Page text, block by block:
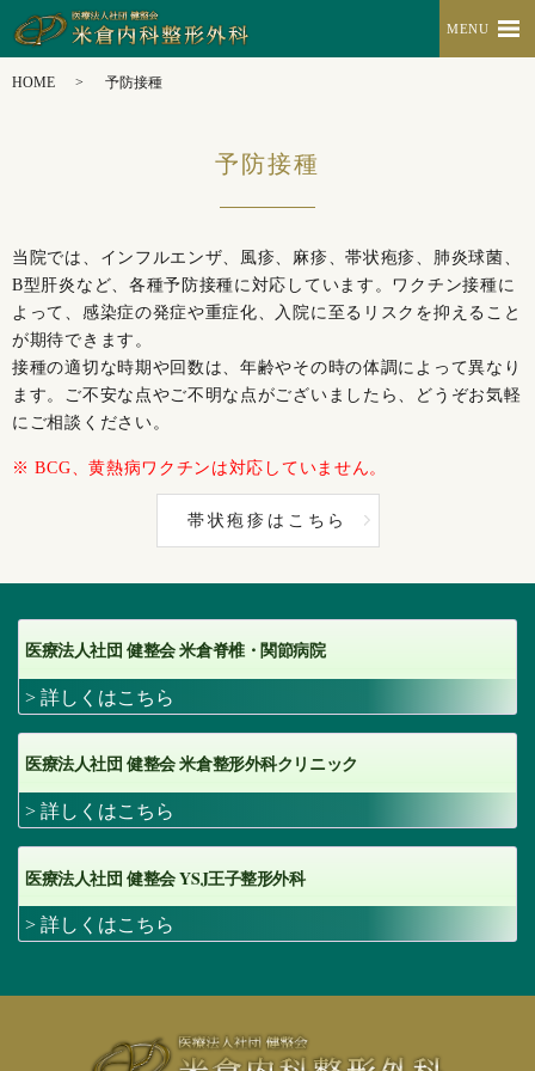
MENU
HOME 予防接種
予防接種
当院では、インフルエンザ、風疹、麻疹、帯状疱疹、肺炎球菌、
B型肝炎など、各種予防接種に対応しています。ワクチン接種に
よって、感染症の発症や重症化、入院に至るリスクを抑えること
が期待できます。
接種の適切な時期や回数は、年齢やその時の体調によって異なり
ます。ご不安な点やご不明な点がございましたら、どうぞお気軽
にご相談ください。
※ BCG、黄熱病ワクチンは対応していません。
帯状疱疹はこちら
医療法人社団 健整会 米倉脊椎・関節病院
> 詳しくはこちら
医療法人社団 健整会 米倉整形外科クリニック
> 詳しくはこちら
医療法人社団 健整会YSJ王子整形外科
> 詳しくはこちら